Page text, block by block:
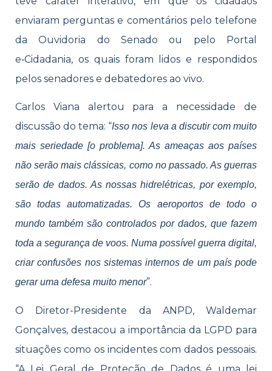
enviaram perguntas e comentários pelo telefone
da Ouvidoria do Senado ou pelo Portal
e‑Cidadania, os quais foram lidos e respondidos
pelos senadores e debatedores ao vivo.
Carlos Viana alertou para a necessidade de
discussão do tema: “Isso nos leva a discutir com muito
mais seriedade [o problema]. As ameaças aos países
não serão mais clássicas, como no passado. As guerras
serão de dados. As nossas hidrelétricas, por exemplo,
são todas automatizadas. Os aeroportos de todo o
mundo também são controlados por dados, que fazem
toda a segurança de voos. Numa possível guerra digital,
criar confusões nos sistemas internos de um país pode
gerar uma defesa muito menor”.
O Diretor-Presidente da ANPD, Waldemar
Gonçalves, destacou a importância da LGPD para
situações como os incidentes com dados pessoais.
“A Lei Geral de Proteção de Dados é uma lei